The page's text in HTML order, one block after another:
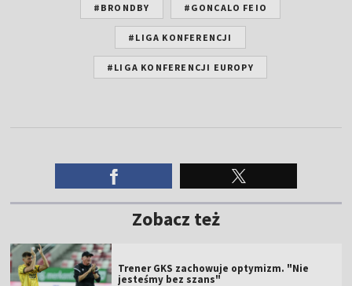
#BRONDBY #GONCALO FEIO
#LIGA KONFERENCJI
#LIGA KONFERENCJI EUROPY
Zobacz też
Trener GKS zachowuje optymizm. "Nie
jesteśmy bez szans"